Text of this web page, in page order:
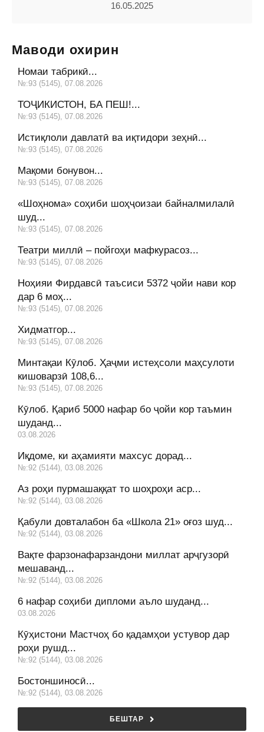
16.05.2025
Маводи охирин
Номаи табрикӣ...
№:93 (5145), 07.08.2026
ТОҶИКИСТОН, БА ПЕШ!...
№:93 (5145), 07.08.2026
Истиқлоли давлатӣ ва иқтидори зеҳнӣ...
№:93 (5145), 07.08.2026
Мақоми бонувон...
№:93 (5145), 07.08.2026
«Шоҳнома» соҳиби шоҳҷоизаи байналмилалӣ
шуд...
№:93 (5145), 07.08.2026
Театри миллӣ – пойгоҳи мафкурасоз...
№:93 (5145), 07.08.2026
Ноҳияи Фирдавсӣ таъсиси 5372 ҷойи нави кор
дар 6 моҳ...
№:93 (5145), 07.08.2026
Хидматгор...
№:93 (5145), 07.08.2026
Минтақаи Кӯлоб. Ҳаҷми истеҳсоли маҳсулоти
кишоварзӣ 108,6...
№:93 (5145), 07.08.2026
Кӯлоб. Қариб 5000 нафар бо ҷойи кор таъмин
шуданд...
03.08.2026
Иқдоме, ки аҳамияти махсус дорад...
№:92 (5144), 03.08.2026
Аз роҳи пурмашаққат то шоҳроҳи аср...
№:92 (5144), 03.08.2026
Қабули довталабон ба «Школа 21» оғоз шуд...
№:92 (5144), 03.08.2026
Вақте фарзонафарзандони миллат арҷгузорӣ
мешаванд...
№:92 (5144), 03.08.2026
6 нафар соҳиби дипломи аъло шуданд...
03.08.2026
Кӯҳистони Мастчоҳ бо қадамҳои устувор дар
роҳи рушд...
№:92 (5144), 03.08.2026
Бостоншиносӣ...
№:92 (5144), 03.08.2026
БЕШТАР